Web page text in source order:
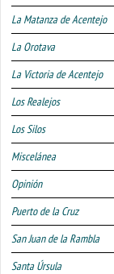
La Matanza de Acentejo
La Orotava
La Victoria de Acentejo
Los Realejos
Los Silos
Miscelánea
Opinión
Puerto de la Cruz
San Juan de la Rambla
Santa Úrsula